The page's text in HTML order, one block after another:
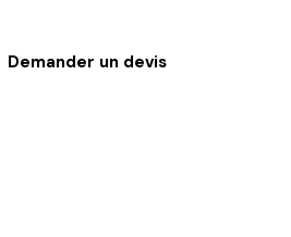
Demander un devis